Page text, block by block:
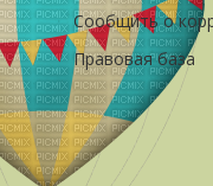
Сообщить о
Правовая база